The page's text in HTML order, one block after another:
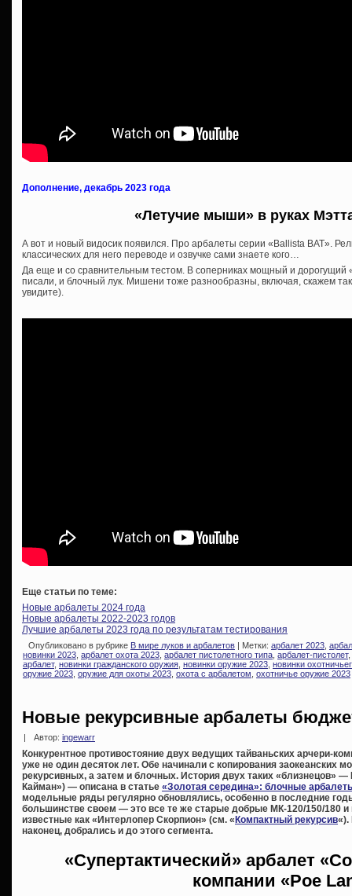
Дополнение, декабрь 2023 года
«Летучие мыши» в руках
А вот и новый видосик появился. Про арбалеты серии «Ballista BAT».
классических для него переводе и озвучке сами знаете кого…
Да еще и со сравнительным тестом. В соперниках мощный и дорогущий
писали, и блочный лук. Мишени тоже разнообразны, включая, скажем
увидите).
Еще статьи по теме:
Новые арбалеты 2024 года
Новые арбалеты 2022-2023 годов
Лучшие арбалеты 2023 года по результатам тестирования
Опубликовано в рубрике В мире луков и арбалетов | Метки: арбалет 2023
новинки 2023 арбалет охота 2023 арбалет пистолетного типа арбалет-пистолет,
арбалет, новинки гражданского оружия новинки оружие 2023 новинки
оружие 2023 оружие для охоты 2023 охота с арбалетом охотничье оружие 2023
Новые рекурсивные арбалеты
| Автор: ingewarr
Конкурентное противостояние двух ведущих тайваньских арчери-
уже не один десяток лет. Обе начинали с копирования заокеанских
рекурсивных, а затем и блочных. История двух таких «близнецов»
Кайман») — описана в статье «Золотая середина»: блочные
модельные ряды регулярно обновлялись, особенно в последние
большинстве своем — это все те же старые добрые МК-120/150/180 и
известные как «Интерлопер Скорпион» (см. « Компактный рекурсив«).
наконец, добрались и до этого сегмента.
«Супертактический» арбалет
компании «Poe